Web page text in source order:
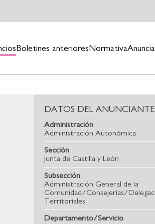
Boletines anteriores Normativa
DATOS DEL ANUNCIANTE
Administración
Administración Autonómica
Sección
Junta de Castilla y León
Subsección
Administración General de la
Comunidad/Consejerías/
Territoriales
Departamento/Servicio